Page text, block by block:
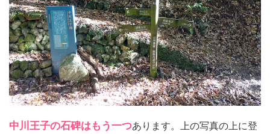
中川王子の石碑はもう一つあります。上の写真の上に登